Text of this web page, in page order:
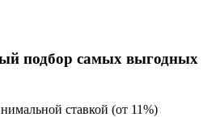
подбор самых выгодных
ставкой (от 11%)